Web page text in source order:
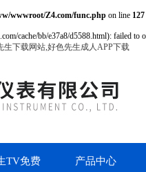
wwwroot/Z4.com/func.php on line 127
cache/bb/e37a8/d5588.html): failed
下载网站,好色先生成人APP下载
TV免费 产品中心